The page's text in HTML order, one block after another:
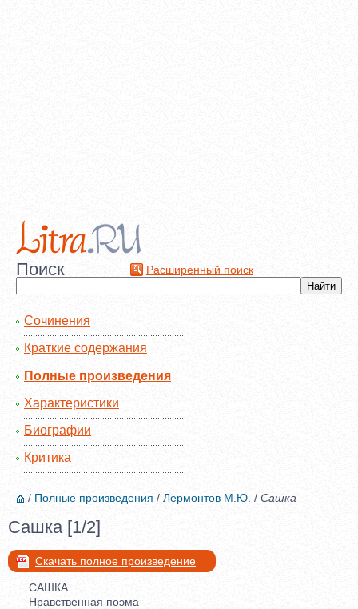
Поиск Расширенный поиск
Сочинения
Краткие содержания
Полные произведения
Характеристики
Биографии
Критика
/ Полные произведения / Лермонтов М.Ю. / Сашка
Сашка [1/2]
Скачать полное произведение
САШКА
Нравственная поэма